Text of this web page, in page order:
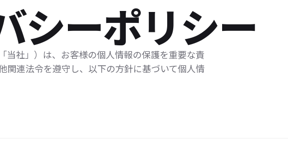
シーポリシー
当社」）は、お客様の個人情報の保護を重要な責
関連法令を遵守し、以下の方針に基づいて個人情